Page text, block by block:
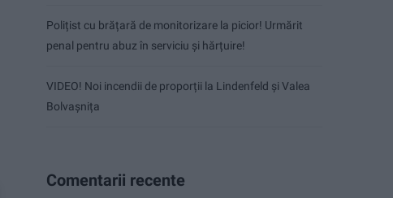
Polițist cu brățară de monitorizare la picior! Urmărit
penal pentru abuz în serviciu și hărțuire!
VIDEO! Noi incendii de proporții la Lindenfeld și Valea
Bolvașnița
Comentarii recente